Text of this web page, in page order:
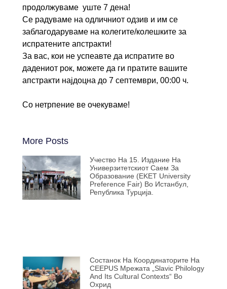
продолжуваме уште 7 дена!
Се радуваме на одличниот одзив и им се
заблагодаруваме на колегите/колешките за
испратените апстракти!
За вас, кои не успеавте да испратите во
дадениот рок, можете да ги пратите вашите
апстракти најдоцна до 7 септември, 00:00 ч.
Со нетрпение ве очекуваме!
More Posts
Учество На 15. Издание На
Универзитетскиот Саем За
Образование (EKET University
Preference Fair) Во Истанбул,
Република Турција.
Состанок На Координаторите На
CEEPUS Мрежата „Slavic Philology
And Its Cultural Contexts“ Во
Охрид